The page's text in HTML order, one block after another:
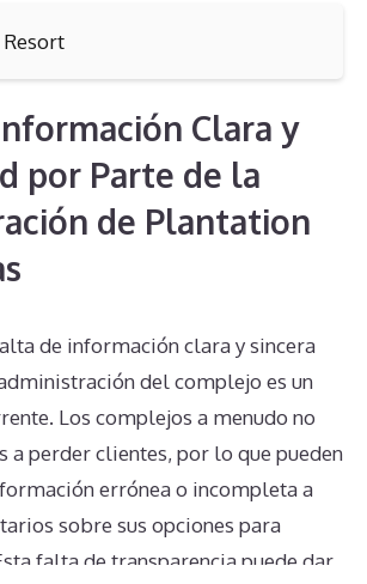
Clara y
por Parte de la
de Plantation
de información clara y sincera
del complejo es un
Los complejos a menudo no
a perder clientes, por lo que pueden
errónea o incompleta a
sobre sus opciones para
falta de transparencia puede dar